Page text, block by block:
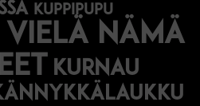
kuppipupu
nämä
kurnau